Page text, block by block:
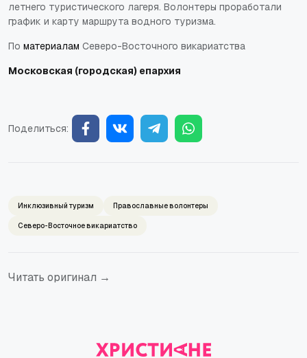
летнего туристического лагеря. Волонтеры проработали
график и карту маршрута водного туризма.
По материалам Северо-Восточного викариатства
Московская (городская) епархия
Поделиться:
Инклюзивный туризм Православные волонтеры
Северо-Восточное викариатство
Читать оригинал →